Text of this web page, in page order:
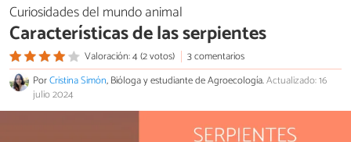
Curiosidades del mundo animal
Características de las serpientes
Valoración: 4 (2 votos)
3 comentarios
PorCristina Simón, Bióloga y estudiante de Agroecología.Actualizado: 16
julio 2024